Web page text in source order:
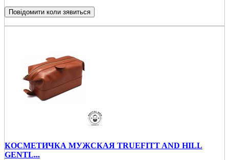
Повідомити коли зявиться
КОСМЕТИЧКА МУЖСКАЯ TRUEFITT AND HILL
GENTL...